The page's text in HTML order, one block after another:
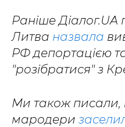
Раніше Діалог.UA
Литва назвала
РФ депортацією
"розібратися" з
Ми також писали,
мародери